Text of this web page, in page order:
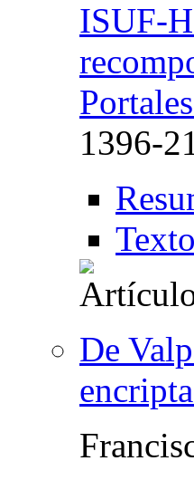
ISUF-
1396-
De